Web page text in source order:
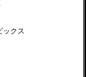
ックス